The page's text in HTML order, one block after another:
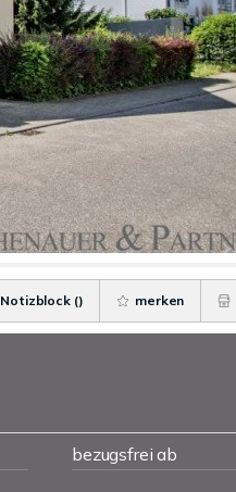
Notizblock () merken
bezugsfrei ab